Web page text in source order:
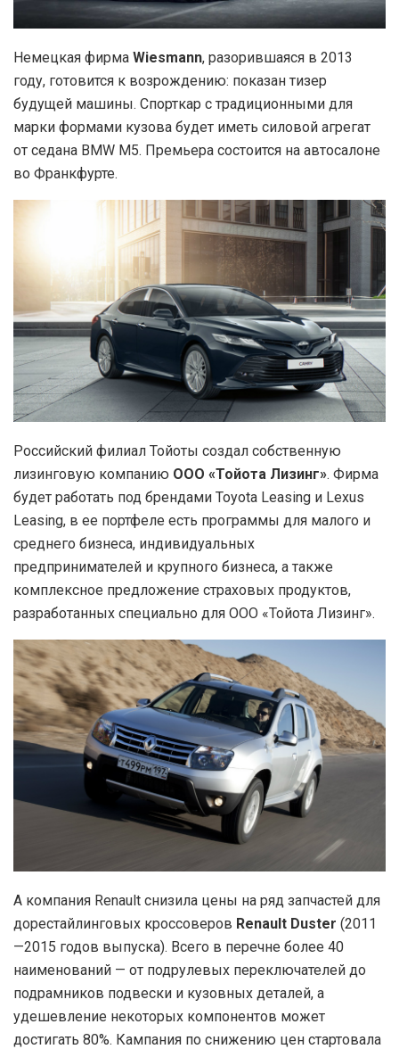
Немецкая фирма Wiesmann, разорившаяся в 2013
году, готовится к возрождению: показан тизер
будущей машины. Спорткар с традиционными для
марки формами кузова будет иметь силовой агрегат
от седана BMW M5. Премьера состоится на автосалоне
во Франкфурте.
Российский филиал Тойоты создал собственную
лизинговую компанию ООО «Тойота Лизинг». Фирма
будет работать под брендами Toyota Leasing и Lexus
Leasing, в ее портфеле есть программы для малого и
среднего бизнеса, индивидуальных
предпринимателей и крупного бизнеса, а также
комплексное предложение страховых продуктов,
разработанных специально для ООО «Тойота Лизинг».
А компания Renault снизила цены на ряд запчастей для
дорестайлинговых кроссоверов Renault Duster (2011
—2015 годов выпуска). Всего в перечне более 40
наименований — от подрулевых переключателей до
подрамников подвески и кузовных деталей, а
удешевление некоторых компонентов может
достигать 80%. Кампания по снижению цен стартовала